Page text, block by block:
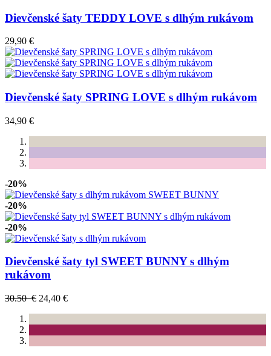
Dievčenské šaty TEDDY LOVE s dlhým rukávom
29,90 €
Dievčenské šaty SPRING LOVE s dlhým rukávom
34,90 €
-20%
-20%
-20%
Dievčenské šaty tyl SWEET BUNNY s dlhým
rukávom
30.50 € 24,40 €